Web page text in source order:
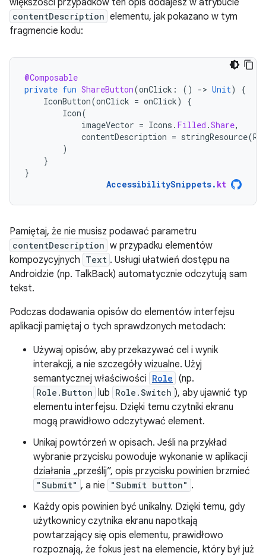
contentDescription elementu, jak pokazano w tym
fragmencie kodu:
@Composable
private fun ShareButton(onClick : () -> Unit)
{
IconButton(onClick = onClick)
{
Icon(
imageVector = Icons . Filled .Share,
contentDescription = stringResource(R
)
}
}
AccessibilitySnippets. kt
Pamiętaj, że nie musisz podawać parametru
contentDescription w przypadku elementów
kompozycyjnych Text . Usługi ułatwień dostępu na
Androidzie (np. TalkBack) automatycznie odczytują sam
tekst.
Podczas dodawania opisów do elementów interfejsu
aplikacji pamiętaj o tych sprawdzonych metodach:
Używaj opisów, aby przekazywać cel i wynik
interakcji, a nie szczegóły wizualne. Użyj
semantycznej właściwości Role (np.
Role.Button lub Role.Switch ), aby ujawnić typ
elementu interfejsu. Dzięki temu czytniki ekranu
mogą prawidłowo odczytywać element.
Unikaj powtórzeń w opisach. Jeśli na przykład
wybranie przycisku powoduje wykonanie w aplikacji
działania „prześlij”, opis przycisku powinien brzmieć
"Submit" , a nie "Submit button" .
Każdy opis powinien być unikalny. Dzięki temu, gdy
użytkownicy czytnika ekranu napotkają
powtarzający się opis elementu, prawidłowo
rozpoznają, że fokus jest na elemencie, który był już